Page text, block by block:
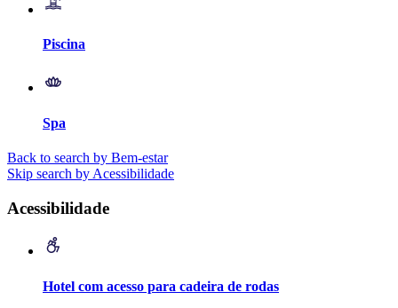
Piscina
Spa
Back to search by Bem-estar
Skip search by Acessibilidade
Acessibilidade
Hotel com acesso para cadeira de rodas